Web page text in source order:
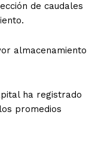
de caudales
almacenamiento
ha registrado
promedios